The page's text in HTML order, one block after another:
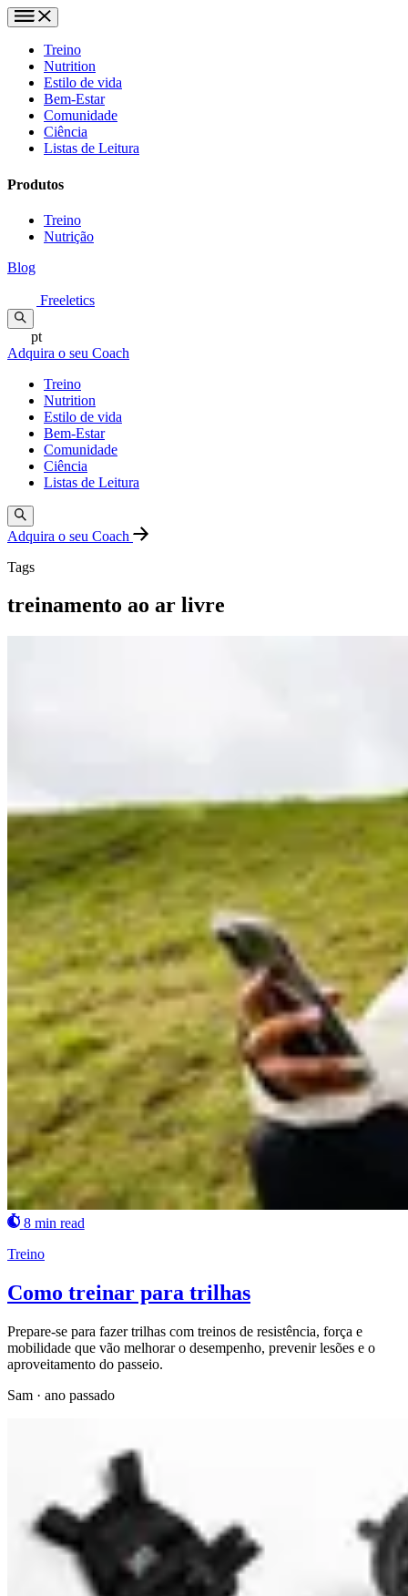
Treino
Nutrition
Estilo de vida
Bem-Estar
Comunidade
Ciência
Listas de Leitura
Produtos
Treino
Nutrição
Blog
Freeletics
pt
Adquira o seu Coach
Treino
Nutrition
Estilo de vida
Bem-Estar
Comunidade
Ciência
Listas de Leitura
Adquira o seu Coach
Tags
treinamento ao ar livre
8 min read
Treino
Como treinar para trilhas
Prepare-se para fazer trilhas com treinos de resistência, força e
mobilidade que vão melhorar o desempenho, prevenir lesões e o
aproveitamento do passeio.
Sam · ano passado